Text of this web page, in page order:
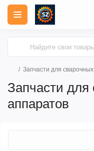
Запчасти для
Запчасти для
аппаратов